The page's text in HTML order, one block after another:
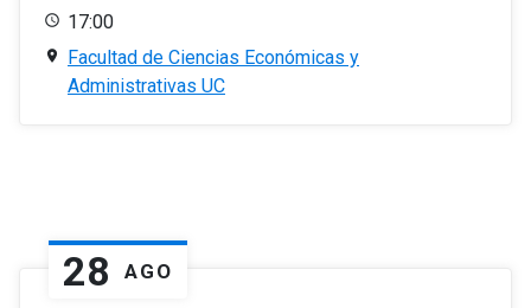
17:00
Facultad de Ciencias Económicas y
Administrativas UC
28 AGO